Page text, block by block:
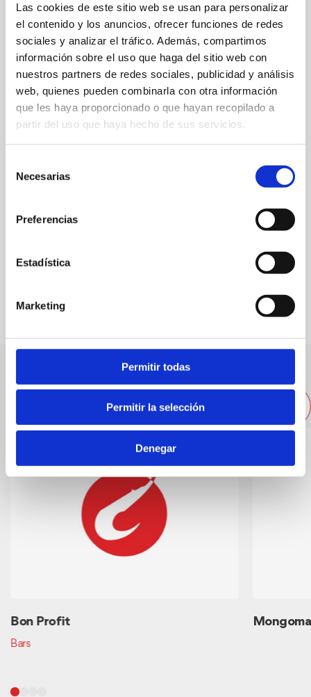
Las cookies de este sitio web se usan para personalizar
el contenido y los anuncios, ofrecer funciones de redes
sociales y analizar el tráfico. Además, compartimos
información sobre el uso que haga del sitio web con
nuestros partners de redes sociales, publicidad y análisis
web, quienes pueden combinarla con otra información
que les haya proporcionado o que hayan recopilado a
partir del uso que haya hecho de sus servicios.
Necesarias
Preferencias
Estadística
Marketing
Permitir todas
Permitir la selección
Denegar
C/ de la Mar
648 49 28 22
Altres empreses properes
Bon Profit
Bars